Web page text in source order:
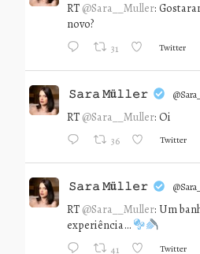
RT @Sara__Muller:
novo?
31 Twitter
𝚂𝚊𝚛𝚊 𝙼ü𝚕𝚕𝚎𝚛
RT @Sara__Muller: Oi
36 Twitter
𝚂𝚊𝚛𝚊 𝙼ü𝚕𝚕𝚎𝚛
RT @Sara__Muller: Um
experiência…
41 Twitter